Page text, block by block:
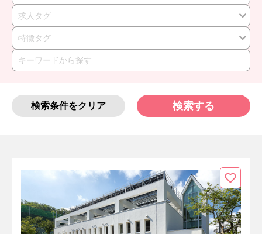
求人タグ
特徴タグ
検索条件をクリア 検索する